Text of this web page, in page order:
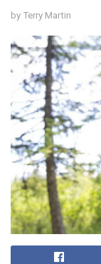
by Terry Martin